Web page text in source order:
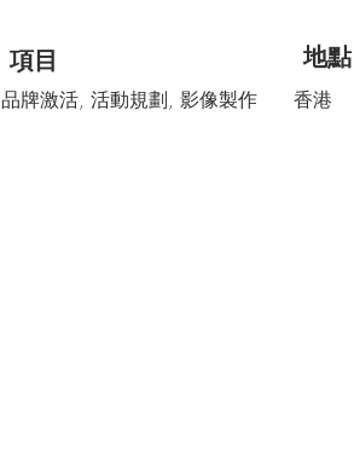
項目
品牌激活, 活動規劃, 影像製作
地點
香港